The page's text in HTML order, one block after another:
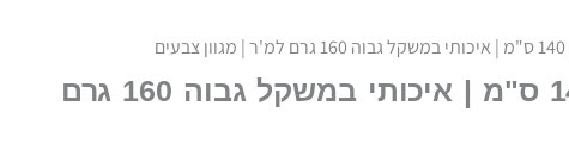
סדין ג'רסי זוגי קטן 140 ס"מ | איכותי במשקל גבוה 160 גרם